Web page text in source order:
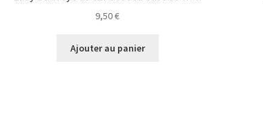
9,50€
Ajouter au panier